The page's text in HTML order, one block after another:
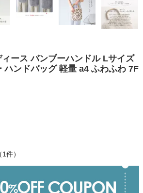
ース バンブーハンドル Lサイズ
ハンドバッグ 軽量 a4 ふわふわ 7F
（1件）